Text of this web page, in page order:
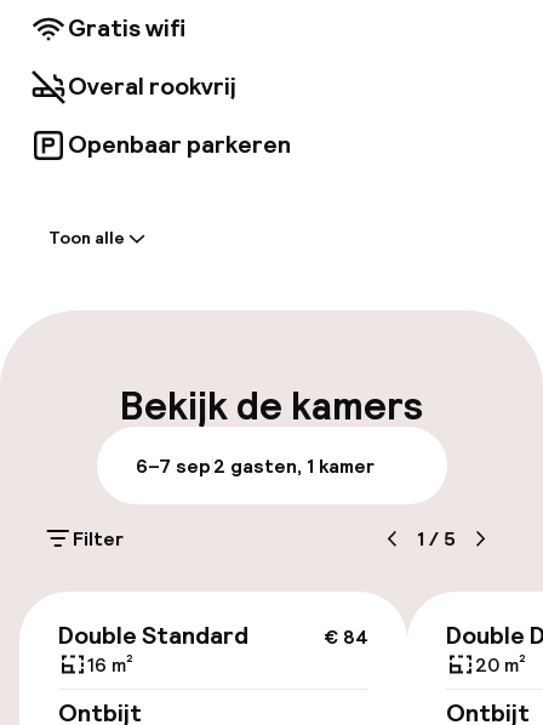
Gratis wifi
Overal rookvrij
Openbaar parkeren
Bagageruimte
Parkeren & mobiliteit
Openbaar parkeren
Fietsenstalling
Toegankelijkheid
Lift
Toon alle
Bekijk de kamers
6–7 sep2 gasten, 1 kamer
Filter 1 / 5
€ 84
Double Standard
16 m²
Ontbijt
Double
20 m²
Ontbijt